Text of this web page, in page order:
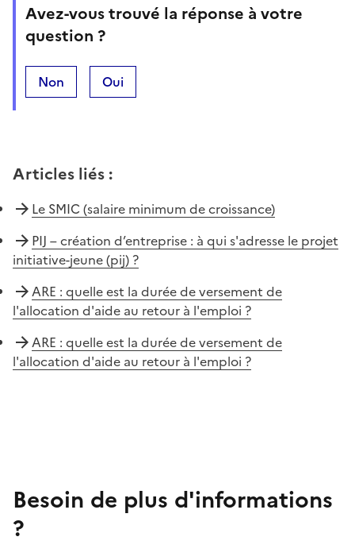
Avez-vous trouvé la réponse à votre
question ?
Non Oui
Articles liés :
Le SMIC (salaire minimum de croissance)
PIJ – création d’entreprise : à qui s'adresse le projet
initiative-jeune (pij) ?
ARE : quelle est la durée de versement de
l'allocation d'aide au retour à l'emploi ?
ARE : quelle est la durée de versement de
l'allocation d'aide au retour à l'emploi ?
Besoin de plus d'informations
?